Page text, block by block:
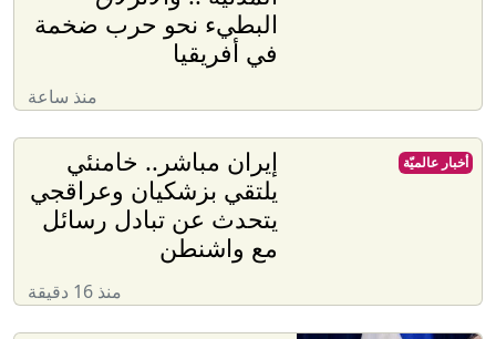
البطيء نحو حرب ضخمة
في أفريقيا
منذ ساعة
إيران مباشر.. خامنئي
يلتقي بزشكيان وعراقجي
يتحدث عن تبادل رسائل
مع واشنطن
منذ 16 دقيقة
أخبار عالميّة